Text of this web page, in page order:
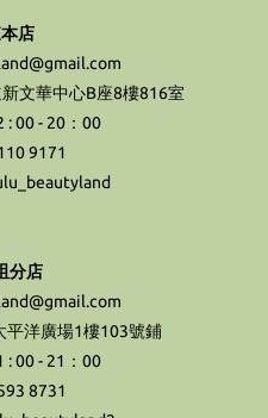
店
文華中心B座8樓816室
: 00 - 20：00
9171
分店
平洋廣場1樓103號鋪
: 00 - 21：00
8731